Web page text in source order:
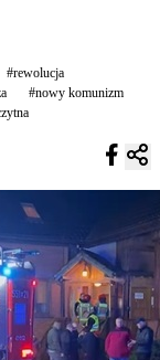
#rewolucja
#nowy komunizm